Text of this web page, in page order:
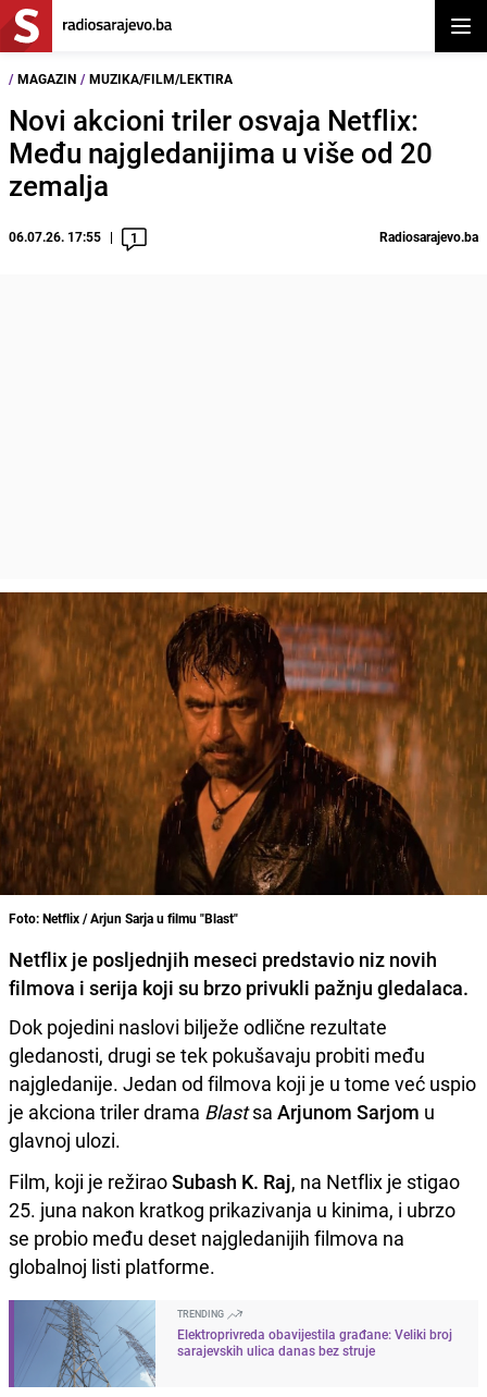
/ MAGAZIN / MUZIKA/FILM/LEKTIRA
Novi akcioni triler osvaja Netflix:
Među najgledanijima u više od 20
zemalja
06.07.26. 17:55 1 Radiosarajevo.ba
Foto: Netflix / Arjun Sarja u filmu "Blast"
Netflix je posljednjih meseci predstavio niz novih
filmova i serija koji su brzo privukli pažnju gledalaca.
Dok pojedini naslovi bilježe odlične rezultate
gledanosti, drugi se tek pokušavaju probiti među
najgledanije. Jedan od filmova koji je u tome već uspio
je akciona triler drama Blastsa Arjunom Sarjom u
glavnoj ulozi.
Film, koji je režiraoSubash K. Raj, na Netflix je stigao
25. juna nakon kratkog prikazivanja u kinima, i ubrzo
se probio među deset najgledanijih filmova na
globalnoj listi platforme.
TRENDING
Elektroprivreda obavijestila građane: Veliki broj
sarajevskih ulica danas bez struje